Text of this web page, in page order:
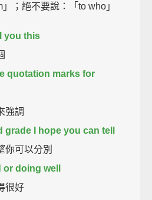
；絕不要說：「to who」
you this
quotation marks for
強調
I hope you can tell
你可以分別
doing well
很好